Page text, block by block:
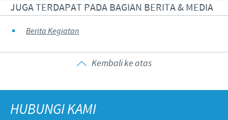
JUGA TERDAPAT PADA BAGIAN BERITA & MEDIA
Berita Kegiatan
Kembali ke atas
HUBUNGI KAMI